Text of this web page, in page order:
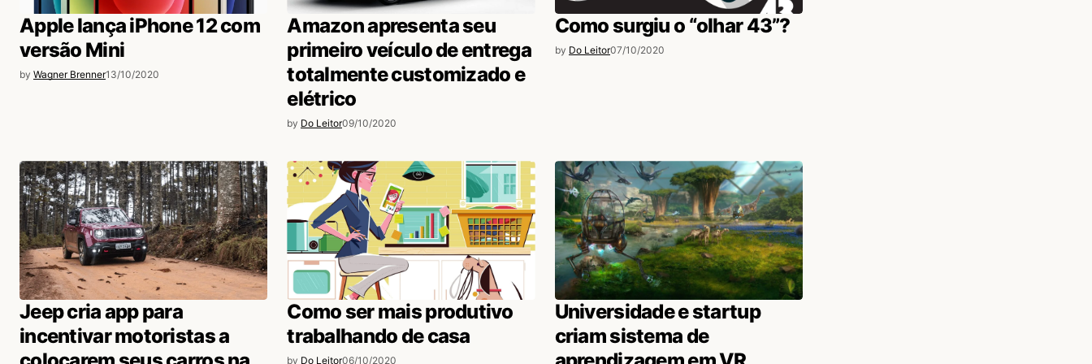
Apple lança iPhone 12 com
versão Mini
by Wagner Brenner13/10/2020
Amazon apresenta seu
primeiro veículo de entrega
totalmente customizado e
elétrico
by Do Leitor09/10/2020
Como surgiu o “olhar 43”?
by Do Leitor07/10/2020
Jeep cria app para
incentivar motoristas a
Como ser mais produtivo
trabalhando de casa
by Do Leitor06/10/2020
Universidade e startup
criam sistema de